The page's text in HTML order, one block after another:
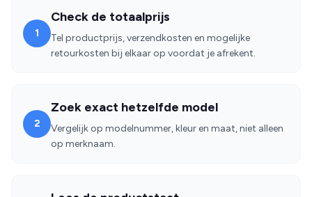
1
Check de totaalprijs
Tel productprijs, verzendkosten en mogelijke
retourkosten bij elkaar op voordat je afrekent.
2
Zoek exact hetzelfde model
Vergelijk op modelnummer, kleur en maat, niet alleen
op merknaam.